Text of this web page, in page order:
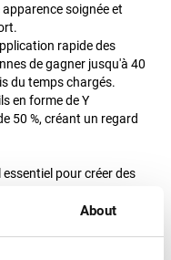
About
soignée et
rapide des
de gagner jusqu'à 40
du temps chargés.
en forme de Y
50 %, créant un regard
pour créer des